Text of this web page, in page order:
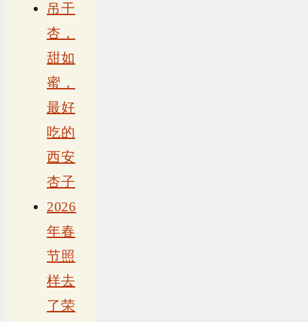
吊干
杏，
甜如
蜜，
最好
吃的
西安
杏子
2026
年春
节照
样去
了荣